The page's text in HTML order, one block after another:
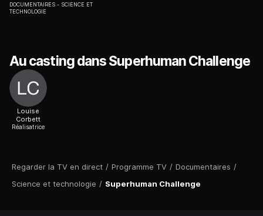
Regarder la TV en direct / Programme TV / Documentaires /
Science et technologie / Superhuman Challenge
DOCUMENTAIRES
SCIENCE ET
TECHNOLOGIE
Au casting dans Superhuman Challenge
Louise
Corbett
Réalisatrice